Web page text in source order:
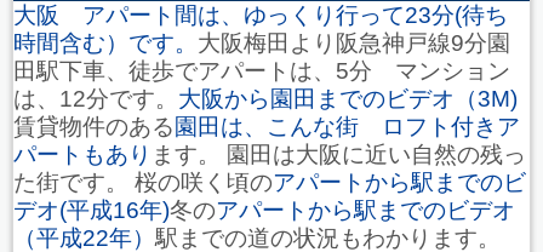
大阪 アパート間は、ゆっくり行って23分(待ち
時間含む）です。 大阪梅田より阪急神戸線9分園
田駅下車、徒歩でアパートは、5分 マンション
は、12分です。 大阪から園田までのビデオ（3M)
賃貸物件のある 園田は、こんな街 ロフト付きア
パートもあり ます。 園田は大阪に近い自然の残っ
た街です。 桜の咲く頃のアパートから駅までのビ
デオ(平成16年)冬のアパートから駅までのビデオ
（平成22年） 駅までの道の状況もわかります。